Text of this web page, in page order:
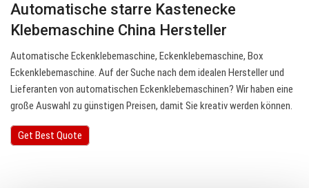
Automatische starre Kastenecke
Klebemaschine China Hersteller
Automatische Eckenklebemaschine, Eckenklebemaschine, Box
Eckenklebemaschine. Auf der Suche nach dem idealen Hersteller und
Lieferanten von automatischen Eckenklebemaschinen? Wir haben eine
große Auswahl zu günstigen Preisen, damit Sie kreativ werden können.
Get Best Quote